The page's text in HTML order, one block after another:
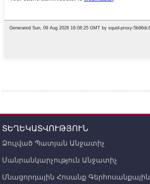
ՏԵՂԵԿԱՏՎՈՒԹՅՈՒՆ
Ձուլված Պատյան Անջատիչ
Մանրանկարչություն Անջատիչ
Մնացորդային Հոսանք Գերհոսանքային